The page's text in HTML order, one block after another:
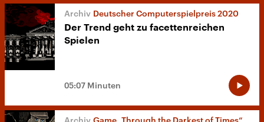
Deutscher Computerspielpreis 2020
Der Trend geht zu facettenreichen
Spielen
05:07 Minuten
Game „Through the Darkest of Times“